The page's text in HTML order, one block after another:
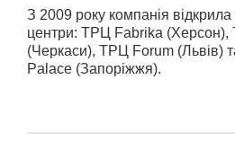
З 2009 року компанія відкрила
центри: ТРЦ Fabrika
(Черкаси), ТРЦ Forum (Львів)
Palace (Запоріжжя).